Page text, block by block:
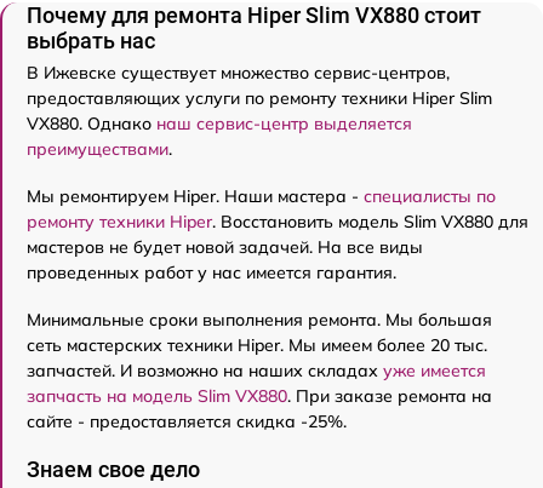
Почему для ремонта Hiper Slim VX880 стоит
выбрать нас
В Ижевске существует множество сервис-центров,
предоставляющих услуги по ремонту техники Hiper Slim
VX880. Однако наш сервис-центр выделяется
преимуществами.
Мы ремонтируем Hiper. Наши мастера - специалисты по
ремонту техники Hiper. Восстановить модель Slim VX880 для
мастеров не будет новой задачей. На все виды
проведенных работ у нас имеется гарантия.
Минимальные сроки выполнения ремонта. Мы большая
сеть мастерских техники Hiper. Мы имеем более 20 тыс.
запчастей. И возможно на наших складах уже имеется
запчасть на модель Slim VX880. При заказе ремонта на
сайте - предоставляется скидка -25%.
Знаем свое дело